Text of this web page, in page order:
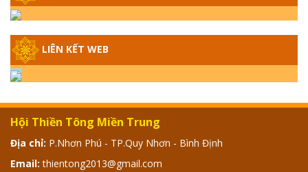
GIẢI ĐÁP THIỀN TÔNG ĐẶC BIỆT - P14 -
NGUỒN GỐC ÂM LỊCH DƯƠNG LỊCH -
TẦNG BÌNH LƯU LỚN ĐẾN ĐÂU
CON NGƯỜI TU THÀNH PHẬT ĐƯỢC
KHÔNG? XÁ LỢI PHẬT THẬT - GIẢ | TTTD
GIẢI ĐÁP THIỀN TÔNG ĐẶC BIỆT - P12 -
SỰ THẬT VỀ ĐẠI HỒNG THỦY? TRỜI ĐÁNH
THÁNH ĐÂM THẦN VẶN HỌNG?
LIÊN KẾT WEB
Hội Thiền Tông Miền Trung
Địa chỉ: P.Nhơn Phú - TP.Quy Nhơn - Bình Định
Email: thientong2013@gmail.com